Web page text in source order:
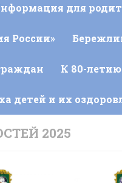
для
России»
К 80-
детей и их
2025